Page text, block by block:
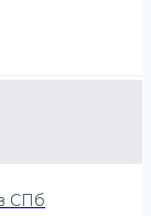
СПб